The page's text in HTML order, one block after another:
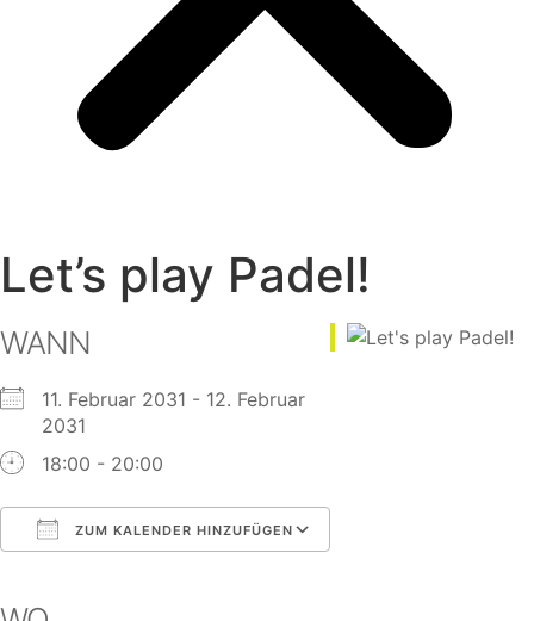
Let’s play Padel!
WANN
11. Februar 2031 - 12. Februar
2031
18:00 - 20:00
ZUM KALENDER HINZUFÜGEN